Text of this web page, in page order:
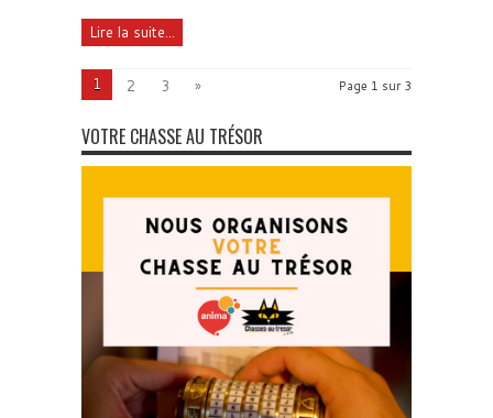
Lire la suite...
Page 1 sur 3
1 2 3 »
VOTRE CHASSE AU TRÉSOR